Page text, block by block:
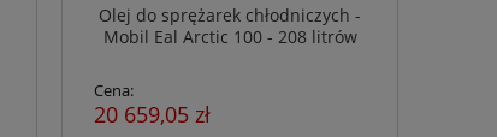
Olej do sprężarek chłodniczych -
Mobil Eal Arctic 100 - 208 litrów
Cena:
20 659,05 zł